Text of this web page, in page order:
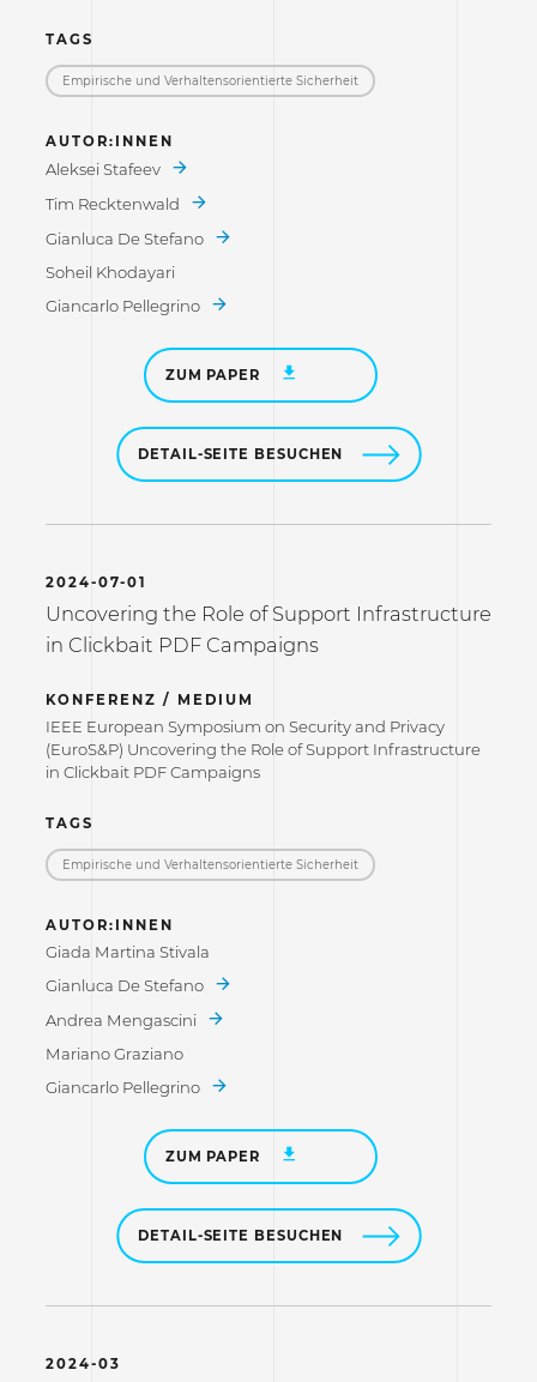
TAGS
Empirische und Verhaltensorientierte Sicherheit
AUTOR:INNEN
Aleksei Stafeev
Tim Recktenwald
Gianluca De Stefano
Soheil Khodayari
Giancarlo Pellegrino
ZUM PAPER
DETAIL-SEITE BESUCHEN
2024-07-01
Uncovering the Role of Support Infrastructure
in Clickbait PDF Campaigns
KONFERENZ / MEDIUM
IEEE European Symposium on Security and Privacy
(EuroS&P) Uncovering the Role of Support Infrastructure
in Clickbait PDF Campaigns
TAGS
Empirische und Verhaltensorientierte Sicherheit
AUTOR:INNEN
Giada Martina Stivala
Gianluca De Stefano
Andrea Mengascini
Mariano Graziano
Giancarlo Pellegrino
ZUM PAPER
DETAIL-SEITE BESUCHEN
2024-03